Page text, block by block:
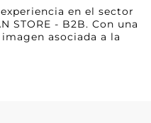
en el sector
- B2B. Con una
asociada a la